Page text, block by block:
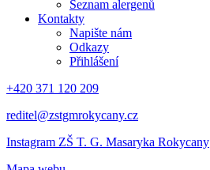
Seznam alergenů
Kontakty
Napište nám
Odkazy
Přihlášení
+420 371 120 209
reditel@zstgmrokycany.cz
Instagram ZŠ T. G. Masaryka Rokycany